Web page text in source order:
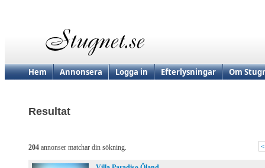
Hem Annonsera Logga in Efterlysningar Om
Resultat
204 annonser matchar din sökning.